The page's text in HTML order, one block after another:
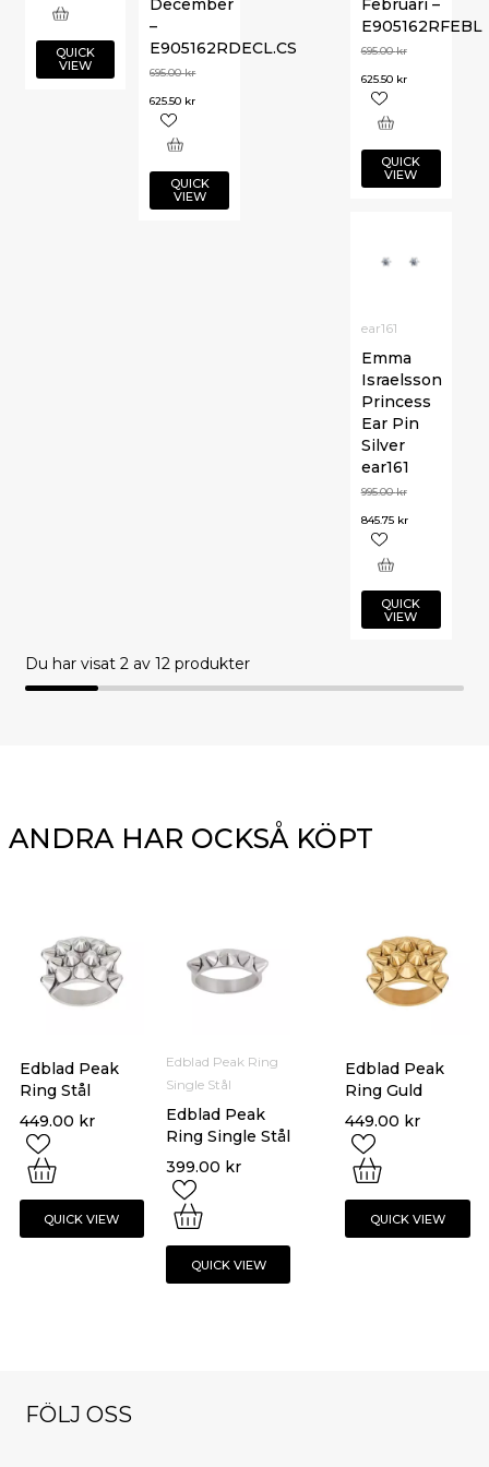
QUICK
VIEW
E905162RFEBL
695.00kr
625.50 kr
QUICK
VIEW
–
E905162RDECL.CS
695.00kr
625.50 kr
QUICK
VIEW
ear161
Emma
Israelsson
Princess
Ear Pin
Silver
ear161
995.00kr
845.75 kr
QUICK
VIEW
Du har visat 2av 12 produkter
ANDRA HAR OCKSÅ KÖPT
Edblad Peak
Ring Stål
449.00 kr
QUICK VIEW
Edblad Peak
Ring Guld
449.00 kr
QUICK VIEW
Edblad Peak Ring
Single Stål
Edblad Peak
Ring Single Stål
399.00 kr
QUICK VIEW
FÖLJ OSS